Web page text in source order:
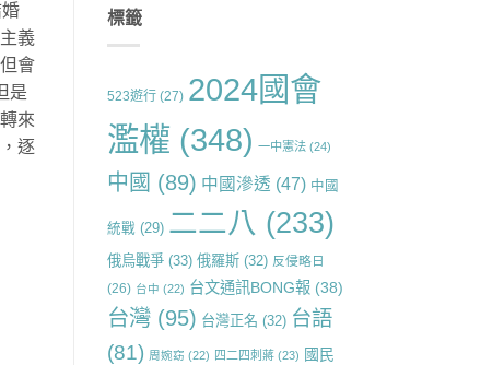
義
會
是
來
逐
標籤
523遊行(27) 2024國會
濫權 (348) 一中憲法(24)
中國 (89) 中國滲透 (47) 中國
統戰 (29) 二二八 (233)
俄烏戰爭(33) 俄羅斯(32) 反侵略日
(26) 台中 (22) 台文通訊BONG報(38)
台灣(95) 台灣正名 (32) 台語
(81) 周婉窈 (22) 四二四刺蔣(23) 國民